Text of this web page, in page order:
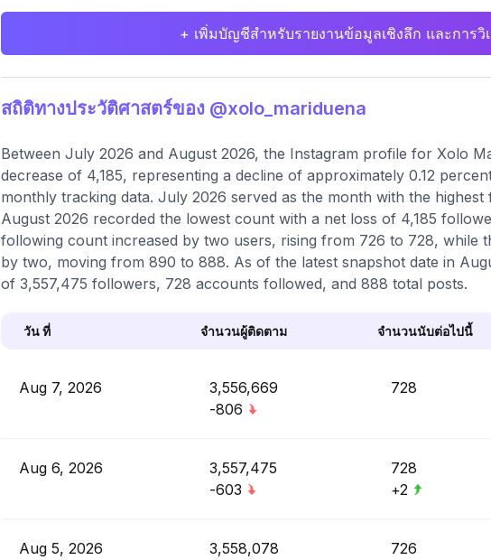
+ เพิ่มบัญชีสำหรับรายงานข้อมูลเชิงลึก และการวิ
สถิติทางประวัติศาสตร์ของ @xolo_mariduena
Between July 2026 and August 2026, the Instagram profile for Xolo
decrease of 4,185, representing a decline of approximately 0.12
monthly tracking data. July 2026 served as the month with the
August 2026 recorded the lowest count with a net loss of 4,185
following count increased by two users, rising from 726 to 728, while
by two, moving from 890 to 888. As of the latest snapshot date in
of 3,557,475 followers, 728 accounts followed, and 888 total posts.
วัน ที่ จำนวนผู้ติดตาม จำนวนนับต่อไปนี้
Aug 7, 2026
3,556,669
-806
728
Aug 6, 2026
3,557,475
-603
728
+2
Aug 5, 2026
3,558,078
726